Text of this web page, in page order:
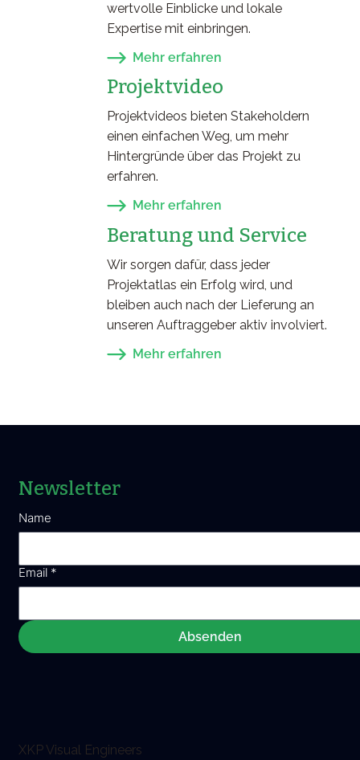
wertvolle Einblicke und lokale
Expertise mit einbringen.
Mehr erfahren
Projektvideo
Projektvideos bieten Stakeholdern
einen einfachen Weg, um mehr
Hintergründe über das Projekt zu
erfahren.
Mehr erfahren
Beratung und Service
Wir sorgen dafür, dass jeder
Projektatlas ein Erfolg wird, und
bleiben auch nach der Lieferung an
unseren Auftraggeber aktiv involviert.
Mehr erfahren
XKP Visual Engineers
Newsletter
Name
Email *
Absenden